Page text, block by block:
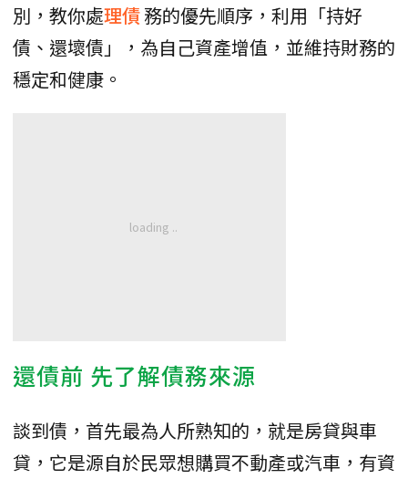
別，教你處理債務的優先順序，利用「持好
債、還壞債」，為自己資產增值，並維持財務的
穩定和健康。
還債前 先了解債務來源
談到債，首先最為人所熟知的，就是房貸與車
貸，它是源自於民眾想購買不動產或汽車，有資